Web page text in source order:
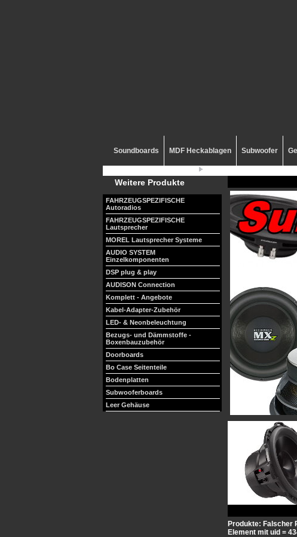
Soundboards MDF Heckablagen Subwoofer
Weitere Produkte
FAHRZEUGSPEZIFISCHE
Autoradios
FAHRZEUGSPEZIFISCHE
Lautsprecher
MOREL Lautsprecher Systeme
AUDIO SYSTEM
Einzelkomponenten
DSP plug & play
AUDISON Connection
Komplett - Angebote
Kabel-Adapter-Zubehör
LED- & Neonbeleuchtung
Bezugs- und Dämmstoffe -
Boxenbauzubehör
Doorboards
Bo Case Seitenteile
Bodenplatten
Subwooferboards
Leer Gehäuse
Produkte: Falscher
Element mit uid =